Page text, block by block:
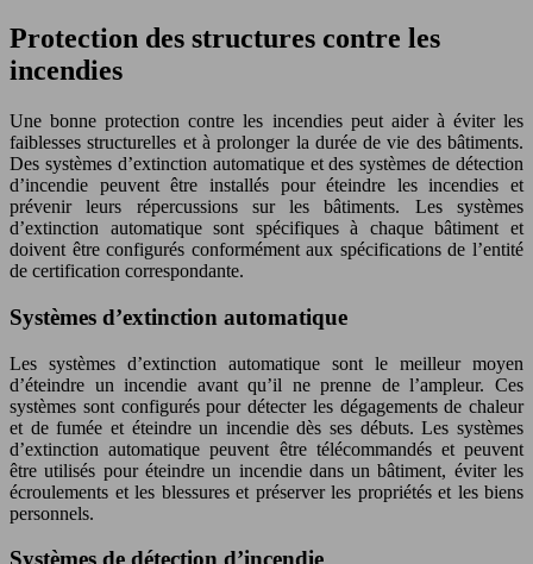
Protection des structures contre les
incendies
Une bonne protection contre les incendies peut aider à éviter les
faiblesses structurelles et à prolonger la durée de vie des bâtiments.
Des systèmes d’extinction automatique et des systèmes de détection
d’incendie peuvent être installés pour éteindre les incendies et
prévenir leurs répercussions sur les bâtiments. Les systèmes
d’extinction automatique sont spécifiques à chaque bâtiment et
doivent être configurés conformément aux spécifications de l’entité
de certification correspondante.
Systèmes d’extinction automatique
Les systèmes d’extinction automatique sont le meilleur moyen
d’éteindre un incendie avant qu’il ne prenne de l’ampleur. Ces
systèmes sont configurés pour détecter les dégagements de chaleur
et de fumée et éteindre un incendie dès ses débuts. Les systèmes
d’extinction automatique peuvent être télécommandés et peuvent
être utilisés pour éteindre un incendie dans un bâtiment, éviter les
écroulements et les blessures et préserver les propriétés et les biens
personnels.